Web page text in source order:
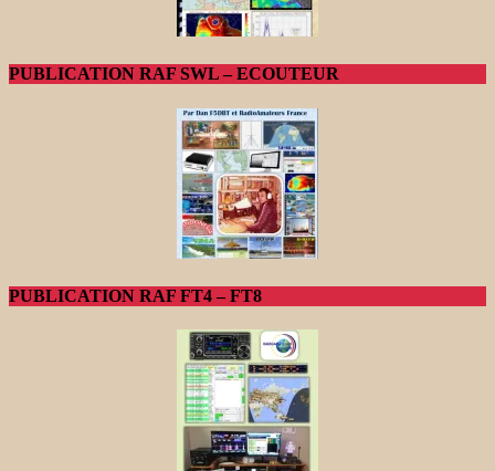
PUBLICATION RAF SWL – ECOUTEUR
PUBLICATION RAF FT4 – FT8